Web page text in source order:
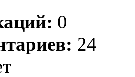
0
24